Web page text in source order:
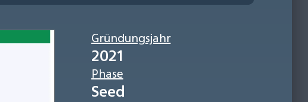
Gründungsjahr
2021
Phase
Seed